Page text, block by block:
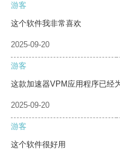
游客
这个软件我非常喜欢
2025-09-20
游客
这款加速器VPM应用程序已经
2025-09-20
游客
这个软件很好用